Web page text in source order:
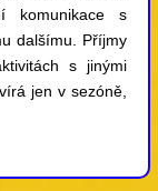
komunikace s
dalšímu. Příjmy
s jinými
jen v sezóně,